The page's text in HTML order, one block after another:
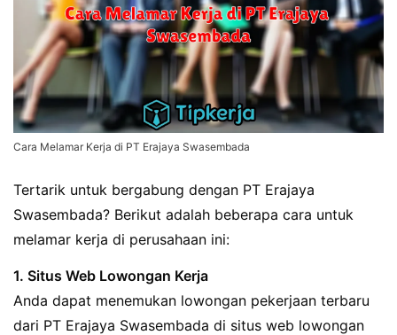
Cara Melamar Kerja di PT Erajaya Swasembada
Tertarik untuk bergabung dengan PT Erajaya
Swasembada? Berikut adalah beberapa cara untuk
melamar kerja di perusahaan ini:
1. Situs Web Lowongan Kerja
Anda dapat menemukan lowongan pekerjaan terbaru
dari PT Erajaya Swasembada di situs web lowongan